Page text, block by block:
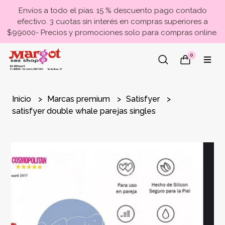
Envíos a todo el pías. 15 % descuento pago contado
efectivo. 3 cuotas sin interés en compras superiores a
$99000- Precios y promociones solo para compras online.
0
Inicio Marcas premium
Satisfyer
satisfyer double whale parejas singles